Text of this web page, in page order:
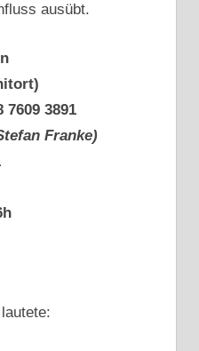
ausübt.
7609 3891
Franke)